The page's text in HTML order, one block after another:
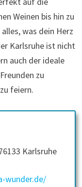
Weinen bis hin zu
was dein Herz
Karlsruhe ist nicht
auch der ideale
zu
feiern.
Karlsruhe
wunder.de/